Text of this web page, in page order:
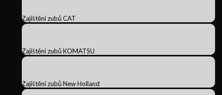
Zajištění zubů CAT
Zajištění zubů KOMATSU
Zajištění zubů New Holland